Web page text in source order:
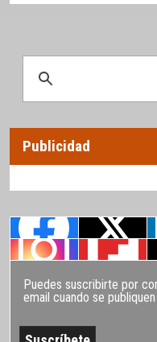
Publicidad
Puedes suscribirte por
email cuando se